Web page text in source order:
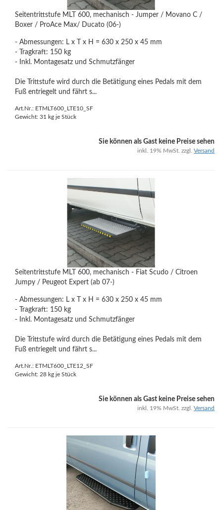
Seitentrittstufe MLT 600, mechanisch - Jumper / Movano C /
Boxer / ProAce Max/ Ducato (06-)
- Abmessungen: L x T x H = 630 x 250 x 45 mm
- Tragkraft: 150 kg
- Inkl. Montagesatz und Schmutzfänger
Die Trittstufe wird durch die Betätigung eines Pedals mit dem
Fuß entriegelt und fährt s...
Art.Nr.: ETMLT600_LTE10_SF
Gewicht: 31 kg je Stück
Sie können als Gast keine Preise sehen
inkl. 19% MwSt. zzgl. Versand
Seitentrittstufe MLT 600, mechanisch - Fiat Scudo / Citroen
Jumpy / Peugeot Expert (ab 07-)
- Abmessungen: L x T x H = 630 x 250 x 45 mm
- Tragkraft: 150 kg
- Inkl. Montagesatz und Schmutzfänger
Die Trittstufe wird durch die Betätigung eines Pedals mit dem
Fuß entriegelt und fährt s...
Art.Nr.: ETMLT600_LTE12_SF
Gewicht: 28 kg je Stück
Sie können als Gast keine Preise sehen
inkl. 19% MwSt. zzgl. Versand